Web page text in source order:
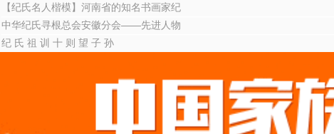
【纪氏名人楷模】河南省的知名书画家纪
中华纪氏寻根总会安徽分会——先进人物
纪 氏 祖 训 十 则 望 子 孙